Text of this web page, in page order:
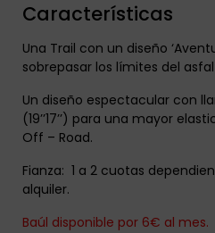
Características
Una Trail con un diseño
sobrepasar los límites del
Un diseño espectacular con
(19’’17’’) para una mayor
Off – Road.
Fianza: 1 a 2 cuotas
alquiler.
Baúl disponible por 6€ al mes.